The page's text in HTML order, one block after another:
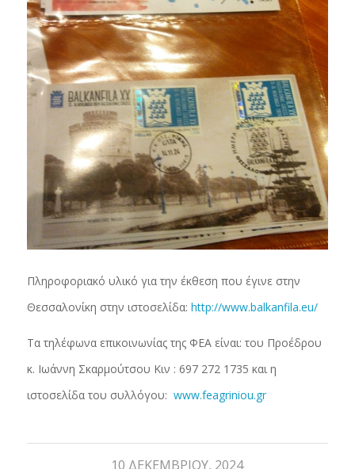
Πληροφοριακό υλικό για την έκθεση που έγινε στην
Θεσσαλονίκη στην ιστοσελίδα: http://www.balkanfila.eu/
Τα τηλέφωνα επικοινωνίας της ΦΕΑ είναι: του Προέδρου
κ. Ιωάννη Σκαρμούτσου Κιν : 697 272 1735 και η
ιστοσελίδα του συλλόγου: www.feagriniou.gr
10 ΔΕΚΕΜΒΡΊΟΥ, 2024